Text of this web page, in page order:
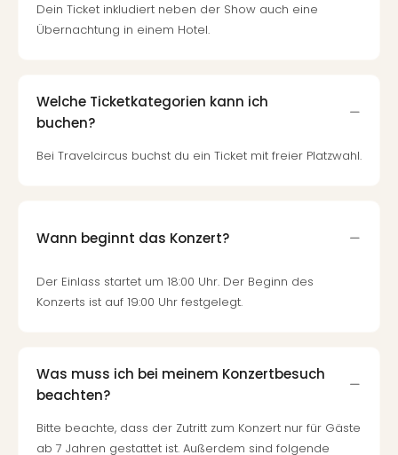
Dein Ticket inkludiert neben der Show auch eine
Übernachtung in einem Hotel.
Welche Ticketkategorien kann ich
buchen?
Bei Travelcircus buchst du ein Ticket mit freier Platzwahl.
Wann beginnt das Konzert?
Der Einlass startet um 18:00 Uhr. Der Beginn des
Konzerts ist auf 19:00 Uhr festgelegt.
Was muss ich bei meinem Konzertbesuch
beachten?
Bitte beachte, dass der Zutritt zum Konzert nur für Gäste
ab 7 Jahren gestattet ist. Außerdem sind folgende